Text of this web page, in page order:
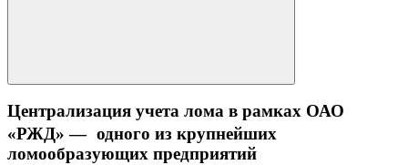
Централизация учета лома в рамках ОАО
«РЖД» — одного из крупнейших
ломообразующих предприятий